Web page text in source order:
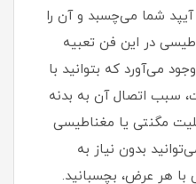
شما می‌چسبد و آن را
در این فن تعبیه
می‌آورد که بتوانید با
سبب اتصال آن به بدنه
مگنتی یا مغناطیسی
بدون نیاز به
با هر عرض، بچسبانید.